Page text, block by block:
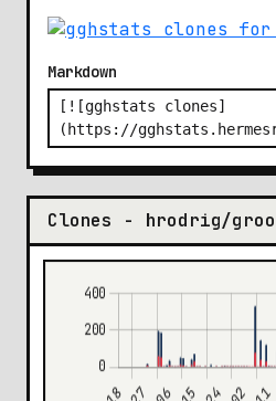
Markdown
Clones - hrodrig/